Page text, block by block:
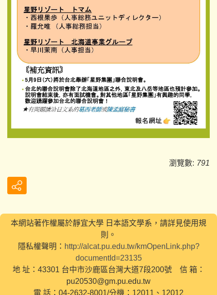
瀏覽數: 791
本網站著作權屬於靜宜大學 日本語文學系，請詳見使用規
則。
隱私權聲明： http://alcat.pu.edu.tw/kmOpenLink.php?
documentId=23135
地 址：43301 台中市沙鹿區台灣大道7段200號 信 箱：
pu20530@gm.pu.edu.tw
電 話：04-2632-8001/分機：12011、12012